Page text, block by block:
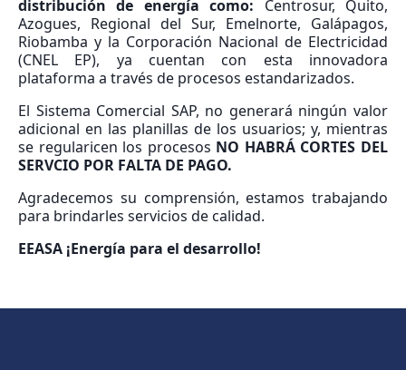
distribución de energía como: Centrosur, Quito,
Azogues, Regional del Sur, Emelnorte, Galápagos,
Riobamba y la Corporación Nacional de Electricidad
(CNEL EP), ya cuentan con esta innovadora
plataforma a través de procesos estandarizados.
El Sistema Comercial SAP, no generará ningún valor
adicional en las planillas de los usuarios; y, mientras
se regularicen los procesos NO HABRÁ CORTES DEL
SERVCIO POR FALTA DE PAGO.
Agradecemos su comprensión, estamos trabajando
para brindarles servicios de calidad.
EEASA ¡Energía para el desarrollo!